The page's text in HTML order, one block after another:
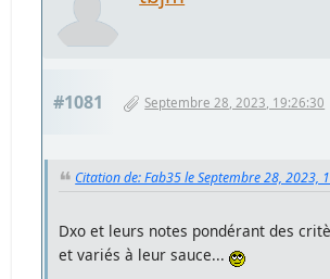
#1081 Septembre 28, 2023, 19:26:30
Citation de: Fab35 le Septembre 28, 2023,
Dxo et leurs notes pondérant des
et variés à leur sauce...